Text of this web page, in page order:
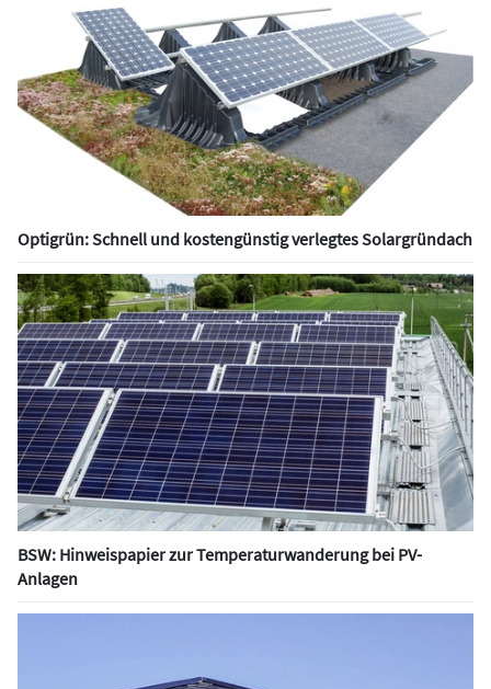
Optigrün: Schnell und kostengünstig verlegtes Solargründach
BSW: Hinweispapier zur Temperaturwanderung bei PV-
Anlagen